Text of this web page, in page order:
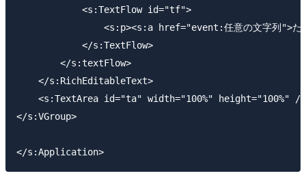
            <s:TextFlow id="tf">
<s:p><s:a href="event:任意の文字列">
            </s:TextFlow>
        </s:textFlow>
    </s:RichEditableText>
    <s:TextArea id="ta" width="100%" height="100%" />
</s:VGroup>